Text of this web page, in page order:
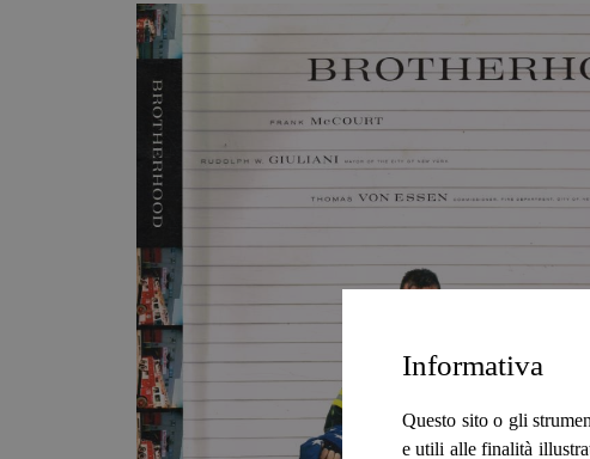
Informativa
Questo sito o gli
e utili alle finalità